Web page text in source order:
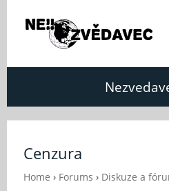
Cenzura
Home › Forums › Diskuze a